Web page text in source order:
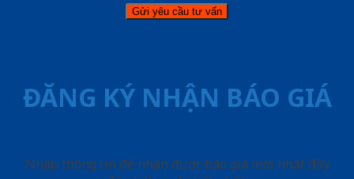
ĐĂNG KÝ NHẬN BÁO GIÁ
Nhập thông tin để nhận được báo giá mới nhât đầy